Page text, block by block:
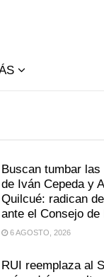
Buscan tumbar las
de Iván Cepeda y
Quilcué: radican
ante el Consejo de
6 AGOSTO, 2026
RUI reemplaza al